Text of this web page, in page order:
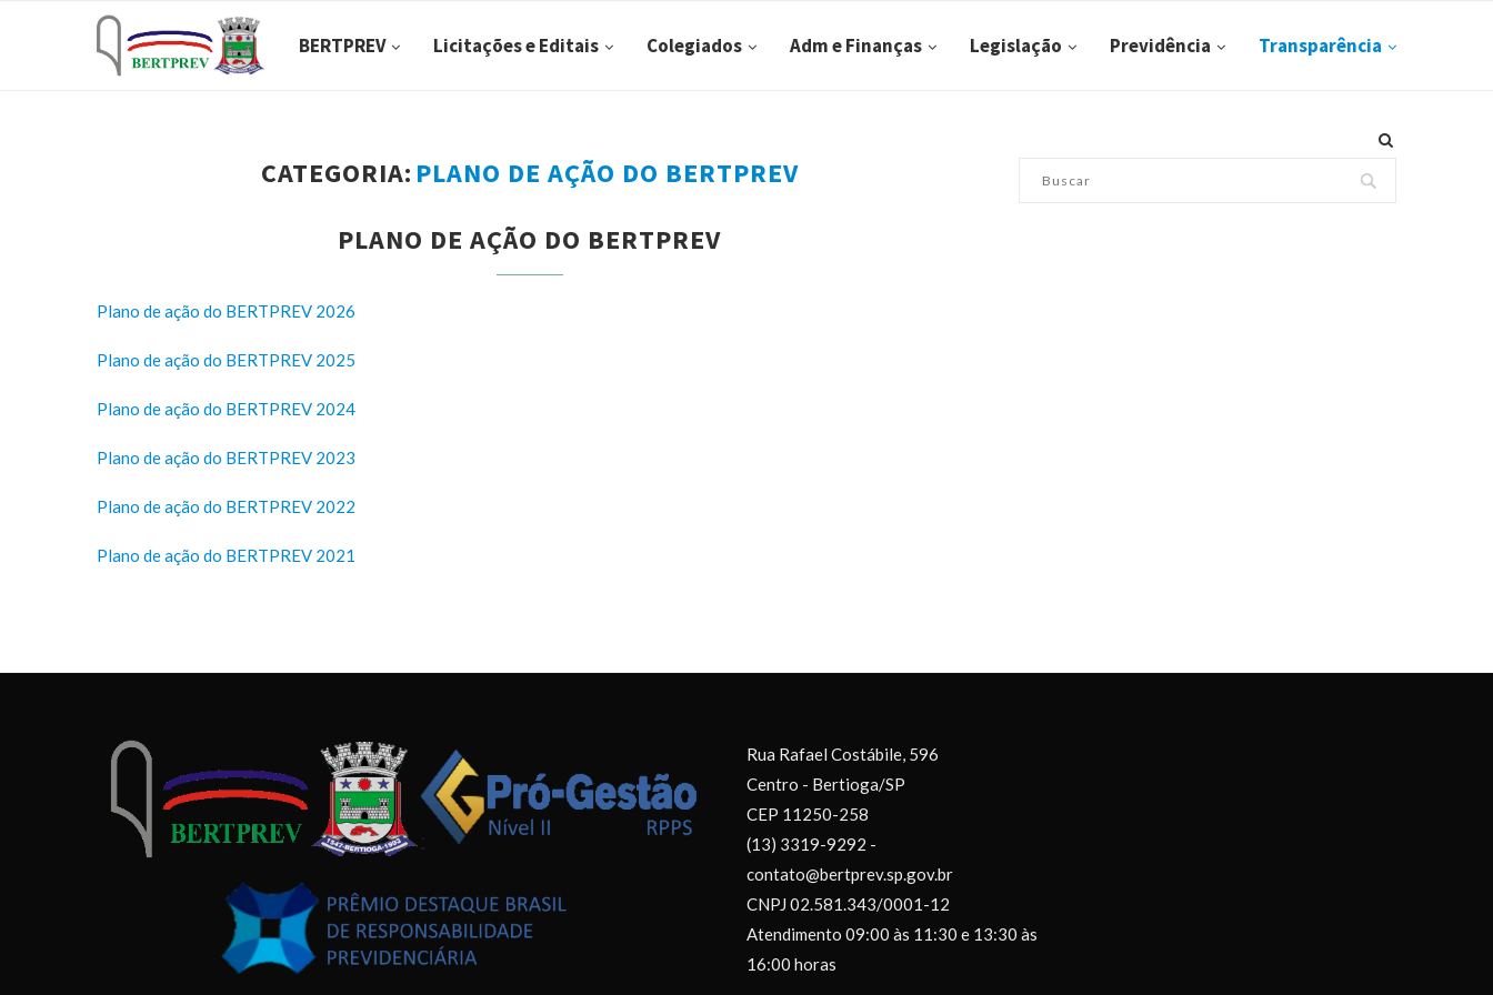
BERTPREV Licitações e Editais Colegiados Adm e Finanças Legislação Previdência Transparência
CATEGORIA: PLANO DE AÇÃO DO BERTPREV
PLANO DE AÇÃO DO BERTPREV
Plano de ação do BERTPREV 2026
Plano de ação do BERTPREV 2025
Plano de ação do BERTPREV 2024
Plano de ação do BERTPREV 2023
Plano de ação do BERTPREV 2022
Plano de ação do BERTPREV 2021
Rua Rafael Costábile, 596
Centro - Bertioga/SP
CEP 11250-258
(13) 3319-9292 -
contato@bertprev.sp.gov.br
CNPJ 02.581.343/0001-12
Atendimento 09:00 às 11:30 e 13:30 às
16:00 horas